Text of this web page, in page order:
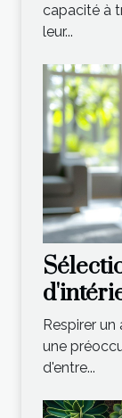
capacité à
leur...
air
Respirer
une
d'entre...